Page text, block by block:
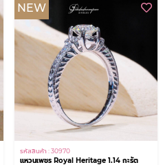
NEW
รหัสสินค้า : 30970
แหวนเพชร Royal Heritage 1.14 กะรัต